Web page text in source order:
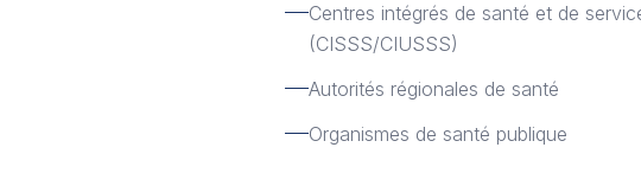
Centres intégrés de santé et de
(CISSS/CIUSSS)
Autorités régionales de santé
Organismes de santé publique